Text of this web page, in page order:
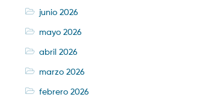
junio 2026
mayo 2026
abril 2026
marzo 2026
febrero 2026